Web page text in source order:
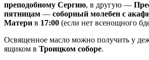
преподобному Сергию, в другую —
пятницам — соборный молебен с
Матери в 17:00 (если нет всенощного
Освященное масло можно получить у
ящиком в Троицком соборе.